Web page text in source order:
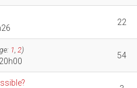
22
1, 2)
54